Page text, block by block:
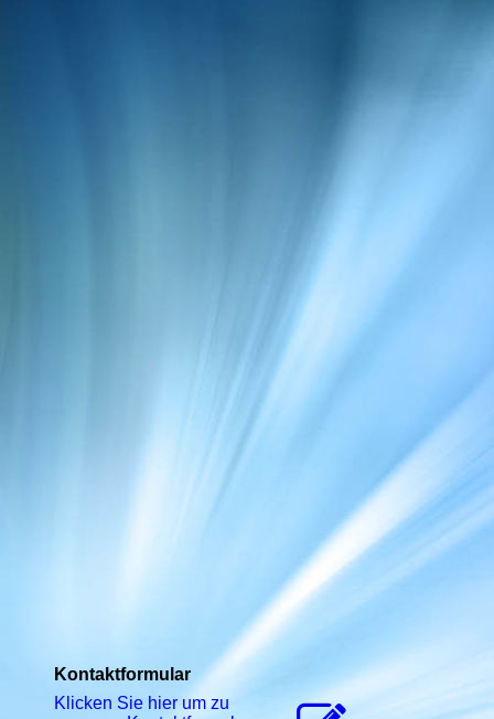
Kontaktformular
Klicken Sie hier um zu